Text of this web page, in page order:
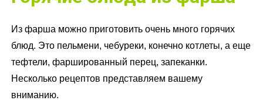
Из фарша можно приготовить очень много горячих
блюд. Это пельмени, чебуреки, конечно котлеты, а еще
тефтели, фаршированный перец, запеканки.
Несколько рецептов представляем вашему
вниманию.